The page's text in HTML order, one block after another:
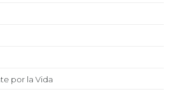
por la Vida